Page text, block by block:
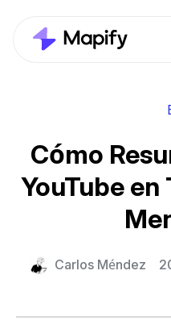
Cómo
YouTube en
Carlos Méndez